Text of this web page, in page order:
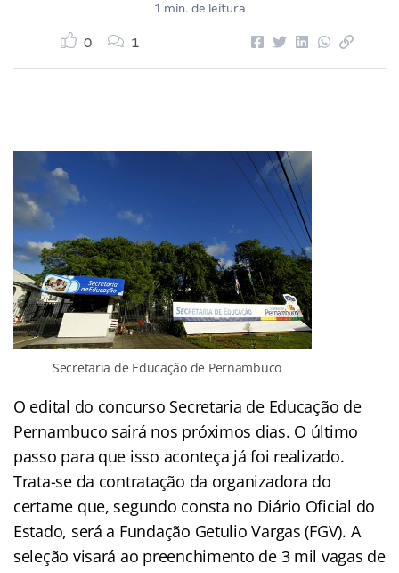
1 min. de leitura
0 1
Secretaria de Educação de Pernambuco
O edital do concurso Secretaria de Educação de
Pernambuco sairá nos próximos dias. O último
passo para que isso aconteça já foi realizado.
Trata-se da contratação da organizadora do
certame que, segundo consta no Diário Oficial do
Estado, será a Fundação Getulio Vargas (FGV). A
seleção visará ao preenchimento de 3 mil vagas de